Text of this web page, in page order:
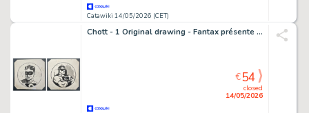
Catawiki 14/05/2026 (CET)
Chott - 1 Original drawing - Fantax présente Big bill le casseur - 1950
closed
14/05/2026
€54